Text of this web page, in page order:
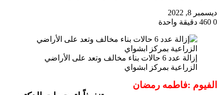
ديسمبر 8, 2022
0
دقيقة واحدة
إزالة عدد 6 حالات بناء مخالف وتعد على الأراضي
الزراعية بمركز ابشواي
الفيوم :فاطمه رمضان